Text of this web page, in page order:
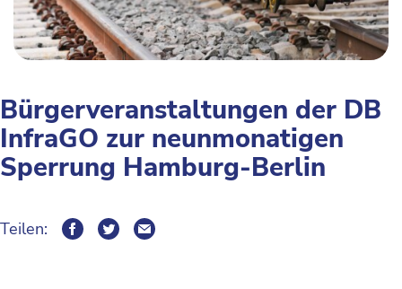
Bürgerveranstaltungen der DB
InfraGO zur neunmonatigen
Sperrung Hamburg-Berlin
Teilen: